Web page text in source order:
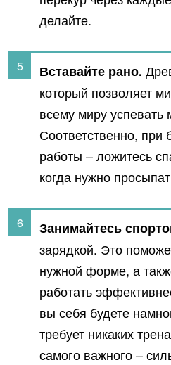
делайте.
Вставайте рано.
который позволяет
всему миру
Соответственно,
работы – ложитесь
когда нужно
Занимайтесь
зарядкой. Это
нужной форме, а
работать
вы себя будете
требует никаких
самого важного –